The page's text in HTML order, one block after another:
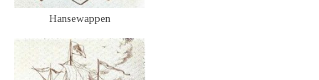
Hansewappen